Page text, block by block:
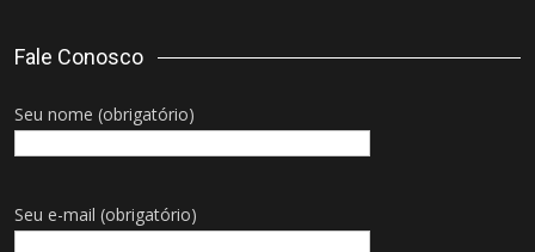
Fale Conosco
Seu nome (obrigatório)
Seu e-mail (obrigatório)